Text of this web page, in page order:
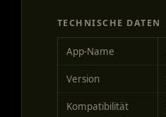
TECHNISCHE DATEN
App-Name
Version
Kompatibilität